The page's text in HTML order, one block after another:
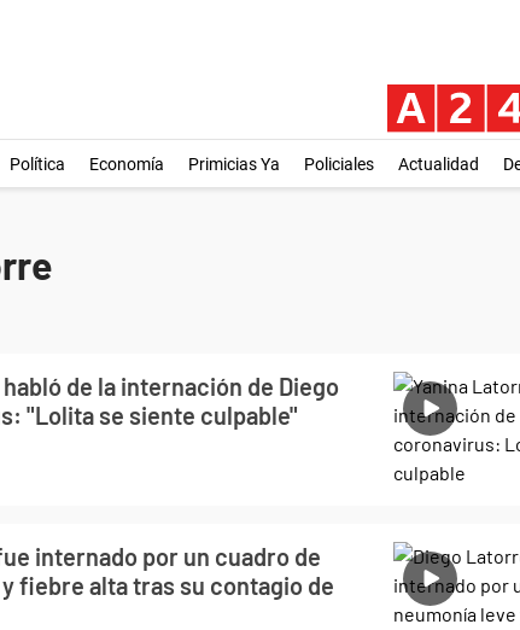
Política Economía Primicias Ya Policiales Actualidad
de la internación de Diego
"Lolita se siente culpable"
internado por un cuadro de
fiebre alta tras su contagio de